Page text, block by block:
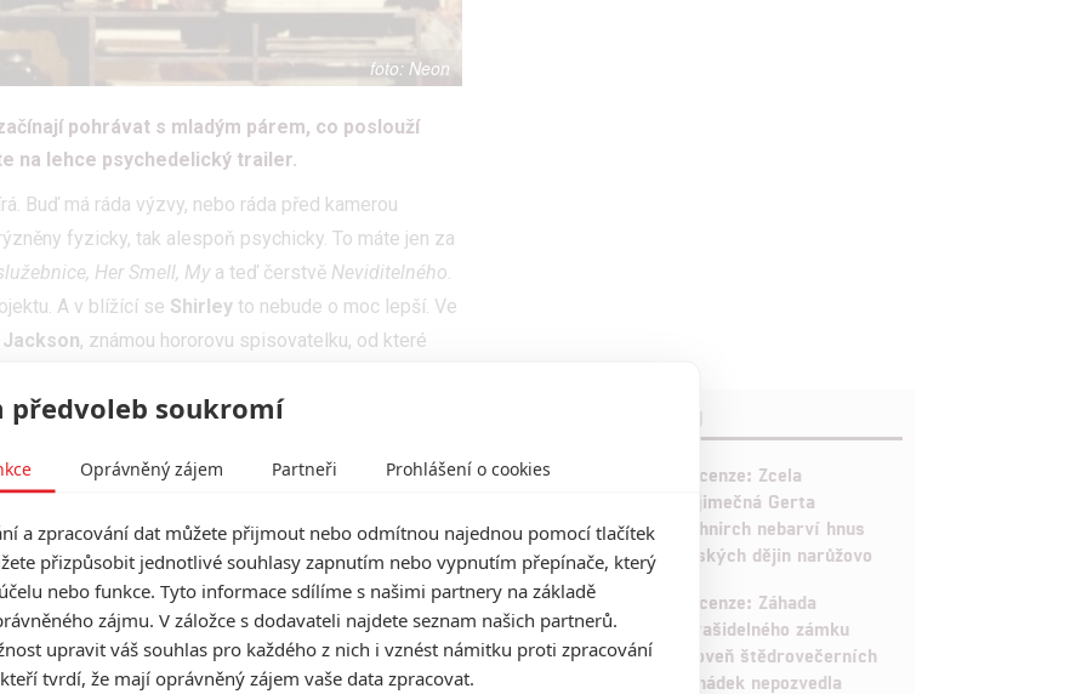
Neon
pohrávat s mladým párem, co poslouží
na lehce psychedelický trailer.
Buď má ráda výzvy, nebo ráda před kamerou
fyzicky, tak alespoň psychicky. To máte jen za
Her Smell, My a teď čerstvě Neviditelného.
A v blížící se Shirley to nebude o moc lepší. Ve
, známou hororovu spisovatelku, od které
který kombinuje smyšlené a skutečné události,
a atmosféru jejích děl. Příběh pojednává o
přijíždí přebývat mladý pár, se kterým si páni domu
snímek ilustruje Shirleyiny manželské potíže a její
slibuje, že vedle zajímavého příběhu se
styl vyprávění.
Michael Stuhlbarg(Dej mi své jméno, Akta
Recenze: Zcela
výjimečná Gerta
Schnirch nebarví hnus
českých dějin narůžovo
5
Recenze: Záhada
strašidelného zámku
úroveň štědrovečerních
pohádek nepozvedla
předvoleb soukromí
Oprávněný zájem Partneři Prohlášení o cookies
a zpracování dat můžete přijmout nebo odmítnou najednou pomocí tlačítek
přizpůsobit jednotlivé souhlasy zapnutím nebo vypnutím přepínače, který
nebo funkce. Tyto informace sdílíme s našimi partnery na základě
zájmu. V záložce s dodavateli najdete seznam našich partnerů.
upravit váš souhlas pro každého z nich i vznést námitku proti zpracování
tvrdí, že mají oprávněný zájem vaše data zpracovat.